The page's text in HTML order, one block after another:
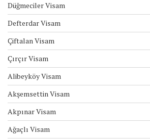
Düğmeciler Visam
Defterdar Visam
Çiftalan Visam
Çırçır Visam
Alibeyköy Visam
Akşemsettin Visam
Akpınar Visam
Ağaçlı Visam